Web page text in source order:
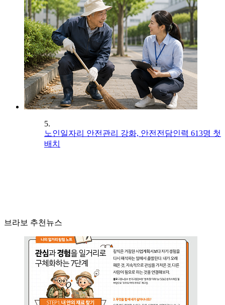
5.
노인일자리 안전관리 강화, 안전전담인력 613명 첫
배치
브라보 추천뉴스